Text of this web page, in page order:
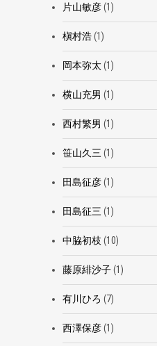
片山敏彦(1)
槇村浩(1)
岡本弥太 (1)
横山充男 (1)
西村繁男 (1)
笹山久三 (1)
田島征彦(1)
田島征三 (1)
中脇初枝 (10)
藤原緋沙子(1)
有川ひろ (7)
西澤保彦(1)